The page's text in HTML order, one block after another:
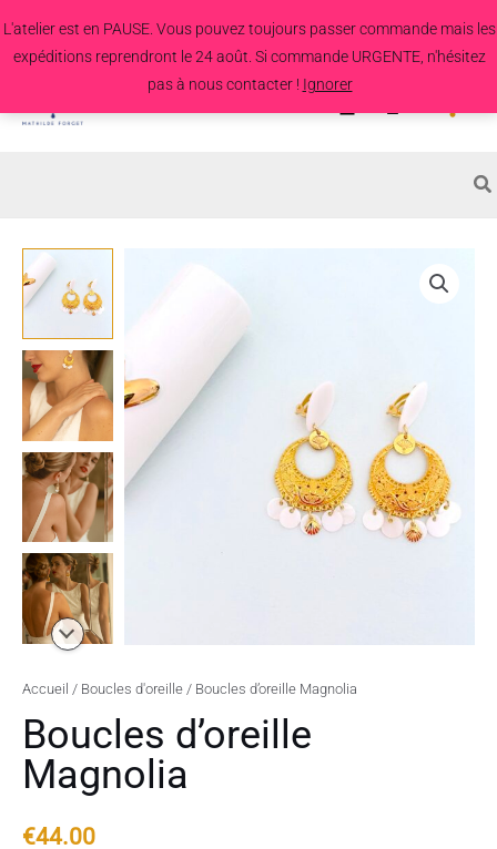
L'atelier est en PAUSE. Vous pouvez toujours passer commande mais les
expéditions reprendront le 24 août. Si commande URGENTE, n'hésitez
pas à nous contacter ! Ignorer
au
contenu
Accueil / Boucles d'oreille / Boucles d’oreille Magnolia
Boucles d’oreille
Magnolia
€44.00
de
Boucles
d'oreille
Magnolia